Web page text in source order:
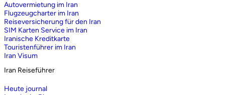
Autovermietung im Iran
Flugzeugcharter im Iran
Reiseversicherung für den Iran
SIM Karten Service im Iran
Iranische Kreditkarte
Touristenführer im Iran
Iran Visum
Iran Reiseführer
Heute journal